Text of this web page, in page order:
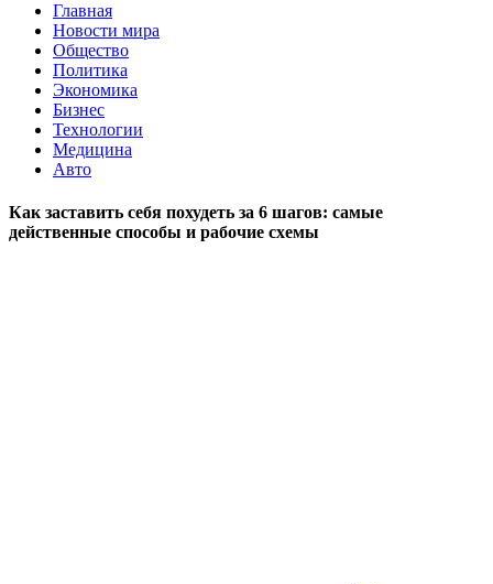
Главная
Новости мира
Общество
Политика
Экономика
Бизнес
Технологии
Медицина
Авто
Как заставить себя похудеть за 6 шагов: самые
действенные способы и рабочие схемы